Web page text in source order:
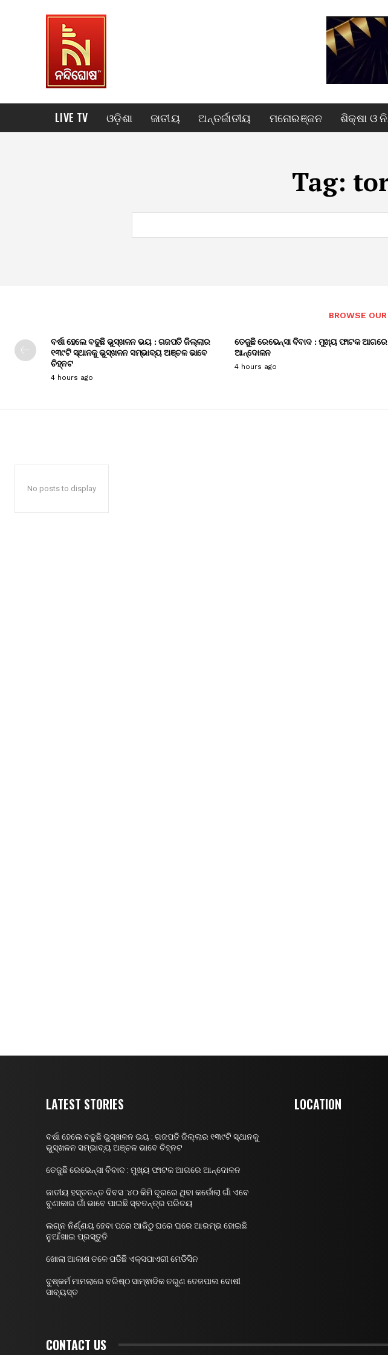
LIVE TV ଓଡ଼ିଶା ଜାତୀୟ ଅନ୍ତର୍ଜାତୀୟ ମନୋରଞ୍ଜନ ଶିକ୍ଷା ଓ
Tag:
BROWSE
ବର୍ଷା ହେଲେ ବଢୁଛି ଭୁସ୍ଖଳନ ଭୟ : ଗଜପତି ଜିଲ୍ଲାର
୧୩୯ଟି ସ୍ଥାନକୁ ଭୁସ୍ଖଳନ ସମ୍ଭାବ୍ୟ ଅଞ୍ଚଳ ଭାବେ
ଚିହ୍ନଟ
4 hours ago
ତେଜୁଛି ରେଭେନ୍ସା ବିବାଦ : ମୁଖ୍ୟ ଫାଟକ ଆଗରେ
ଆନ୍ଦୋଳନ
4 hours ago
No posts to display
LATEST STORIES
ବର୍ଷା ହେଲେ ବଢୁଛି ଭୁସ୍ଖଳନ ଭୟ : ଗଜପତି ଜିଲ୍ଲାର ୧୩୯ଟି ସ୍ଥାନକୁ
ଭୁସ୍ଖଳନ ସମ୍ଭାବ୍ୟ ଅଞ୍ଚଳ ଭାବେ ଚିହ୍ନଟ
ତେଜୁଛି ରେଭେନ୍ସା ବିବାଦ : ମୁଖ୍ୟ ଫାଟକ ଆଗରେ ଆନ୍ଦୋଳନ
ଜାତୀୟ ହସ୍ତତନ୍ତ ଦିବସ :୪୦ କିମି ଦୂରରେ ଥିବା କର୍ଡୋଲା ଗାଁ ଏବେ
ବୁଣାକାର ଗାଁ ଭାବେ ପାଇଛି ସ୍ବତନ୍ତ୍ର ପରିଚୟ
ଲଗ୍ନ ନିର୍ଣ୍ଣୟ ହେବା ପରେ ଆଜିଠୁ ଘରେ ଘରେ ଆରମ୍ଭ ହୋଇଛି
ନୁଆଁଖାଇ ପ୍ରସ୍ତୁତି
ଖୋଲା ଆକାଶ ତଳେ ପଡିଛି ଏକ୍ସପାଏରୀ ମେଡିସିନ
ଦୁଷ୍କର୍ମ ମାମଲାରେ ବରିଷ୍ଠ ସାମ୍ଵାଦିକ ତରୁଣ ତେଜପାଲ ଦୋଷୀ
ସାବ୍ୟସ୍ତ
LOCATION
CONTACT US